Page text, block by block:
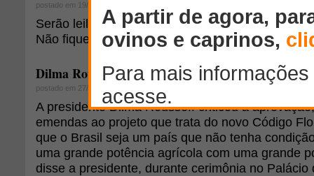
postado em 19/06/2013
Serão leiloadas 50 fêmeas de alto valor racial. A
Não fique de fora, participe!
Dilma Rousseff critica aprovação do Código
postado em 27/05/2011
A presidente Dilma Rousseff criticou a
emendas ao projeto que trata do novo Código
que o Brasil seja um país que não tenha
uma grande potência agrícola com uma grande
disse a presidente, durante cerimônia no Palácio